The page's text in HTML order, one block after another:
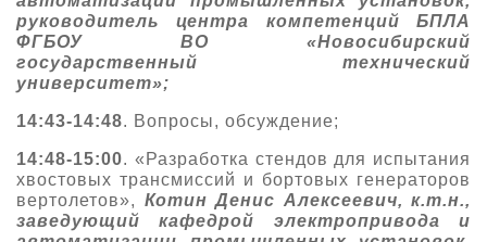
руководитель центра компетенций БПЛА
ФГБОУ ВО «Новосибирский
государственный технический
университет»;
14:43-14:48. Вопросы, обсуждение;
14:48-15:00. «Разработка стендов для испытания
хвостовых трансмиссий и бортовых генераторов
вертолетов», Котин Денис Алексеевич, к.т.н.,
заведующий кафедрой электропривода и